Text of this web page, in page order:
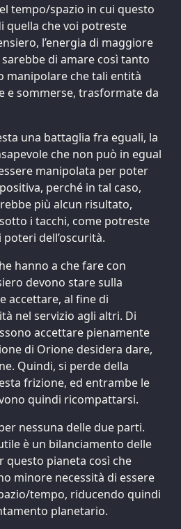
tempo/spazio in cui questo
quella che voi potreste
l’energia di maggiore
di amare così tanto
manipolare che tali entità
e sommerse, trasformate da
una battaglia fra eguali, la
che non può in egual
manipolata per poter
perché in tal caso,
più alcun risultato,
i tacchi, come potreste
dell’oscurità.
hanno a che fare con
devono stare sulla
accettare, al fine di
nel servizio agli altri. Di
accettare pienamente
di Orione desidera dare,
Quindi, si perde della
frizione, ed entrambe le
quindi ricompattarsi.
nessuna delle due parti.
è un bilanciamento delle
questo pianeta così che
minore necessità di essere
tempo, riducendo quindi
planetario.